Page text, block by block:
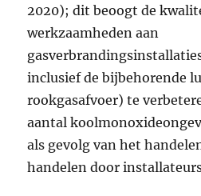
2020); dit beoogt de
werkzaamheden aan
inclusief de bijbehorende
rookgasafvoer) te
aantal
als gevolg van het
handelen door